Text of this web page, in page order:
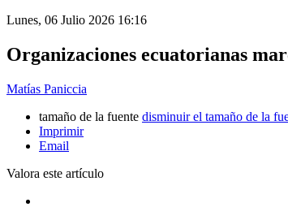
Lunes, 06 Julio 2026 16:16
Organizaciones ecuatorianas
Matías Paniccia
tamaño de la fuente disminuir el tamaño de la
Imprimir
Email
Valora este artículo